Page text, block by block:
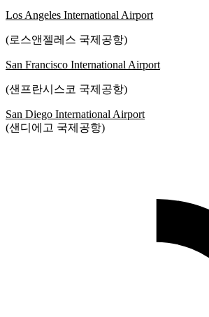
Los Angeles International Airport
(로스앤젤레스 국제공항)
San Francisco International Airport
(샌프란시스코 국제공항)
San Diego International Airport
(샌디에고 국제공항)